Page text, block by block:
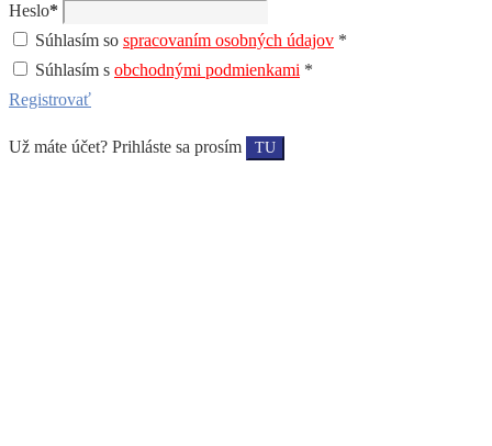
Heslo*
Súhlasím so spracovaním osobných údajov *
Súhlasím s obchodnými podmienkami *
Registrovať
Už máte účet? Prihláste sa prosím TU